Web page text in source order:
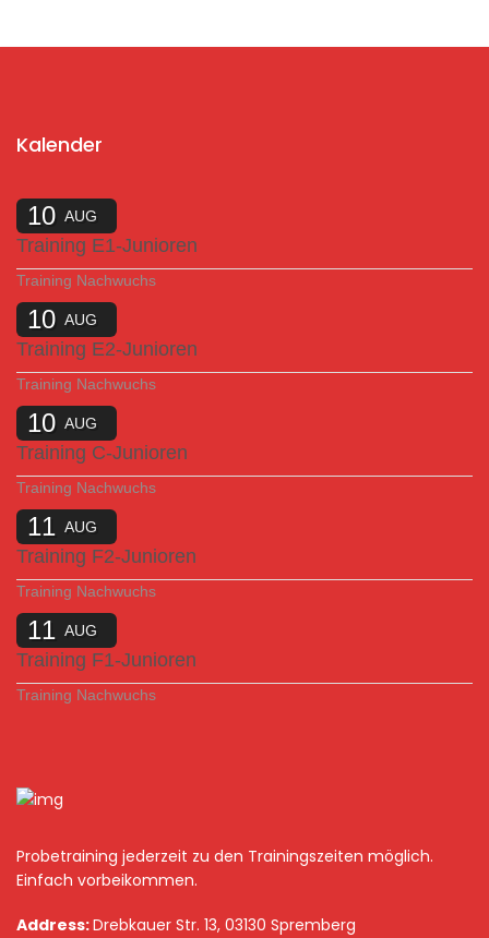
Kalender
10 AUG
Training E1-Junioren
Training Nachwuchs
10 AUG
Training E2-Junioren
Training Nachwuchs
10 AUG
Training C-Junioren
Training Nachwuchs
11 AUG
Training F2-Junioren
Training Nachwuchs
11 AUG
Training F1-Junioren
Training Nachwuchs
Probetraining jederzeit zu den Trainingszeiten möglich.
Einfach vorbeikommen.
Address:Drebkauer Str. 13, 03130 Spremberg